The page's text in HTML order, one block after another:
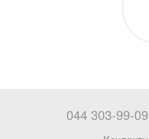
044 303-99-09